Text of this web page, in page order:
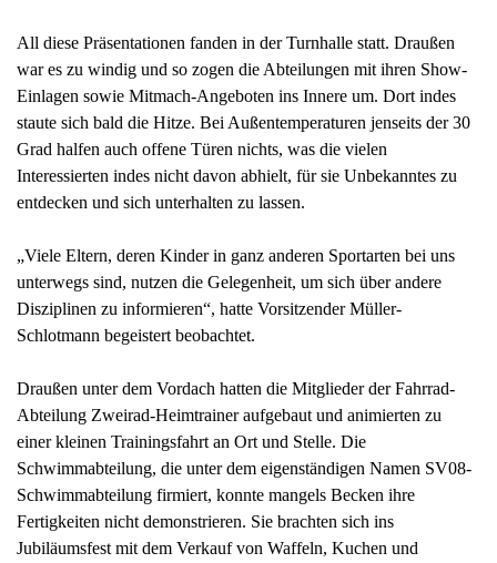
All diese Präsentationen fanden in der Turnhalle statt. Draußen
war es zu windig und so zogen die Abteilungen mit ihren Show-
Einlagen sowie Mitmach-Angeboten ins Innere um. Dort indes
staute sich bald die Hitze. Bei Außentemperaturen jenseits der 30
Grad halfen auch offene Türen nichts, was die vielen
Interessierten indes nicht davon abhielt, für sie Unbekanntes zu
entdecken und sich unterhalten zu lassen.
„Viele Eltern, deren Kinder in ganz anderen Sportarten bei uns
unterwegs sind, nutzen die Gelegenheit, um sich über andere
Disziplinen zu informieren“, hatte Vorsitzender Müller-
Schlotmann begeistert beobachtet.
Draußen unter dem Vordach hatten die Mitglieder der Fahrrad-
Abteilung Zweirad-Heimtrainer aufgebaut und animierten zu
einer kleinen Trainingsfahrt an Ort und Stelle. Die
Schwimmabteilung, die unter dem eigenständigen Namen SV08-
Schwimmabteilung firmiert, konnte mangels Becken ihre
Fertigkeiten nicht demonstrieren. Sie brachten sich ins
Jubiläumsfest mit dem Verkauf von Waffeln, Kuchen und